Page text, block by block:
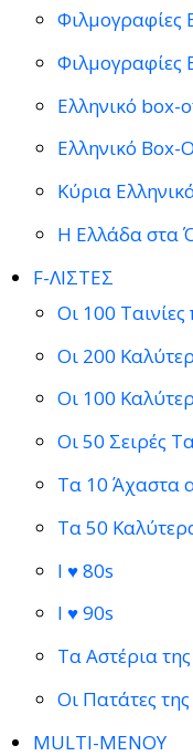
Φιλμογραφίες
Ελληνικό
Ελληνικό
Κύρια
Η Ελλάδα στα
F-ΛΙΣΤΕΣ
Οι 100
Οι 200
Οι 100
Οι 50 Σειρές
Τα 10 Άχαστα
Τα 50
I ♥ 80s
I ♥ 90s
Τα Αστέρια της
Οι Πατάτες της
MULTI-ΜΕΝΟΥ